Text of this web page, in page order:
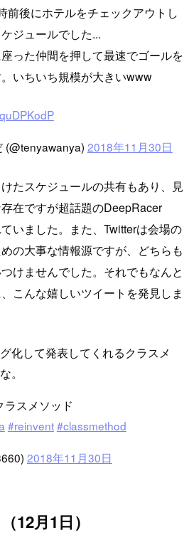
前後にホテルをチェックアウトし
ジュールでした...
った仲間を押して最速でゴールを
いちいち規模が大きいwww
2018年11月30日
たスケジュールの共有もあり、見
在ですが超話題のDeepRacer
いました。また、Twitterは会場の
の大事な情報源ですが、どちらも
けませんでした。それでもなんと
こんな嬉しいツイートを発見しま
化して発表してくれるクラスメ
。
ラスメソッド
#reinvent#classmethod
2018年11月30日
12月1日）